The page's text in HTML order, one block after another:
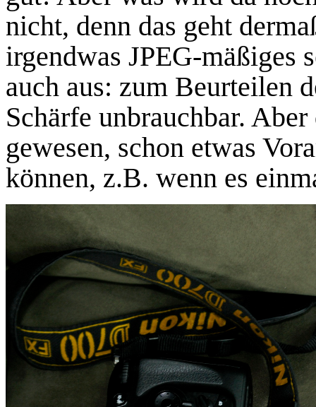
nicht, denn das geht
irgendwas JPEG-mäßiges
auch aus: zum Beurteilen
Schärfe unbrauchbar.
gewesen, schon etwas
können, z.B. wenn es